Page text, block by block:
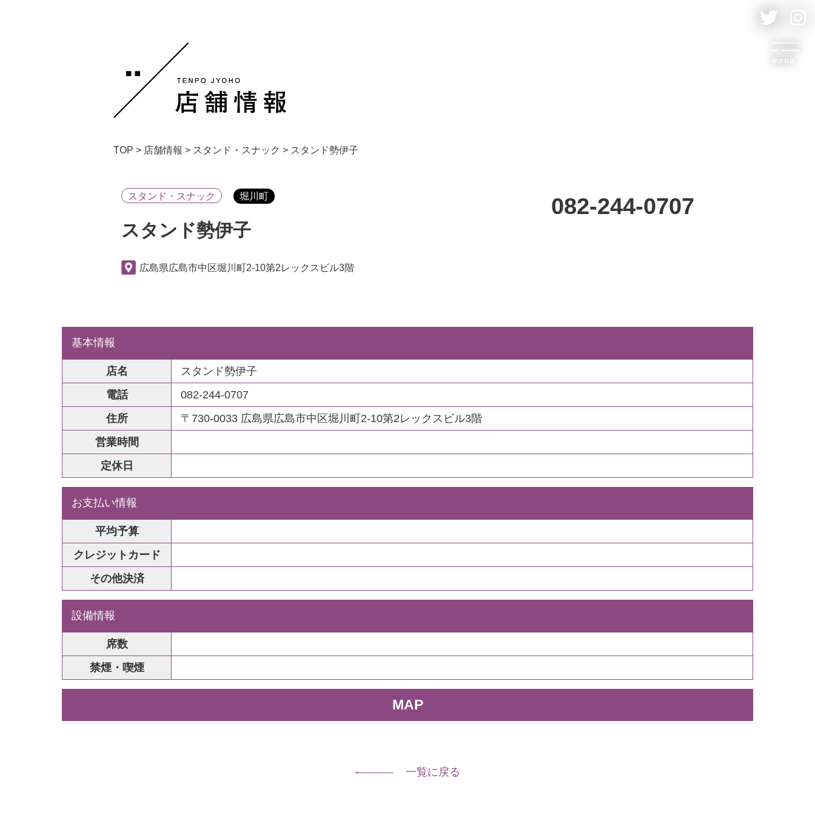
menu
TOP > 店舗情報 > スタンド・スナック > スタンド勢伊子
スタンド・スナック 堀川町
スタンド勢伊子
広島県広島市中区堀川町2-10第2レックスビル3階
082-244-0707
基本情報
店名
スタンド勢伊子
電話
082-244-0707
住所
〒730-0033 広島県広島市中区堀川町2-10第2レックスビル3階
営業時間
定休日
お支払い情報
平均予算
クレジットカード
その他決済
設備情報
席数
禁煙・喫煙
MAP
一覧に戻る